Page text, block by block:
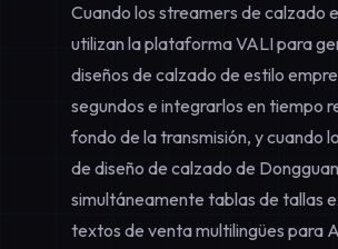
Cuando los streamers de calzado
utilizan la plataforma VALI para
diseños de calzado de estilo
segundos e integrarlos en tiempo
fondo de la transmisión, y cuando
de diseño de calzado de
simultáneamente tablas de tallas
textos de venta multilingües para